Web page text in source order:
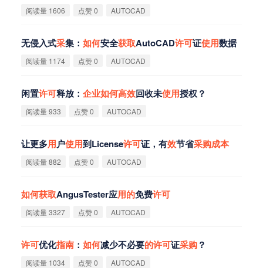
阅读量 1606 点赞 0 AUTOCAD
无侵入式采集： 如何安全获取AutoCAD许可证使用数据
阅读量 1174 点赞 0 AUTOCAD
闲置许可释放： 企业如何高效回收未使用授权？
阅读量 933 点赞 0 AUTOCAD
让更多用户使用到License许可证，有效节省采购成本
阅读量 882 点赞 0 AUTOCAD
如何获取AngusTester应用的免费许可
阅读量 3327 点赞 0 AUTOCAD
许可优化指南 ： 如何减少不必要的许可证采购？
阅读量 1034 点赞 0 AUTOCAD